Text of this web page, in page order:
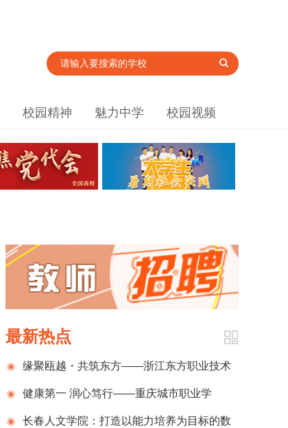
校园精神 魅力中学 校园视频
最新热点
缘聚瓯越・共筑东方——浙江东方职业技术
学院温州校友会成立大会暨校友返校日圆满举
行
健康第一 润心笃行——重庆城市职业学
院“5·25心理健康月”赋能学子青春成长
长春人文学院：打造以能力培养为目标的数